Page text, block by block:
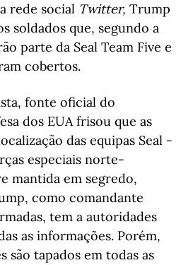
rede social Twitter, Trump
soldados que, segundo a
parte da Seal Team Five e
cobertos.
fonte oficial do
dos EUA frisou que as
das equipas Seal -
especiais norte-
mantida em segredo,
como comandante
tem a autoridades
as informações. Porém,
são tapados em todas as